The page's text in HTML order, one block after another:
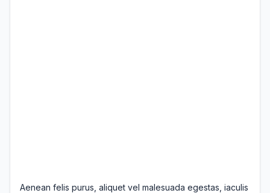
Aenean felis purus, aliquet vel malesuada egestas, iaculis